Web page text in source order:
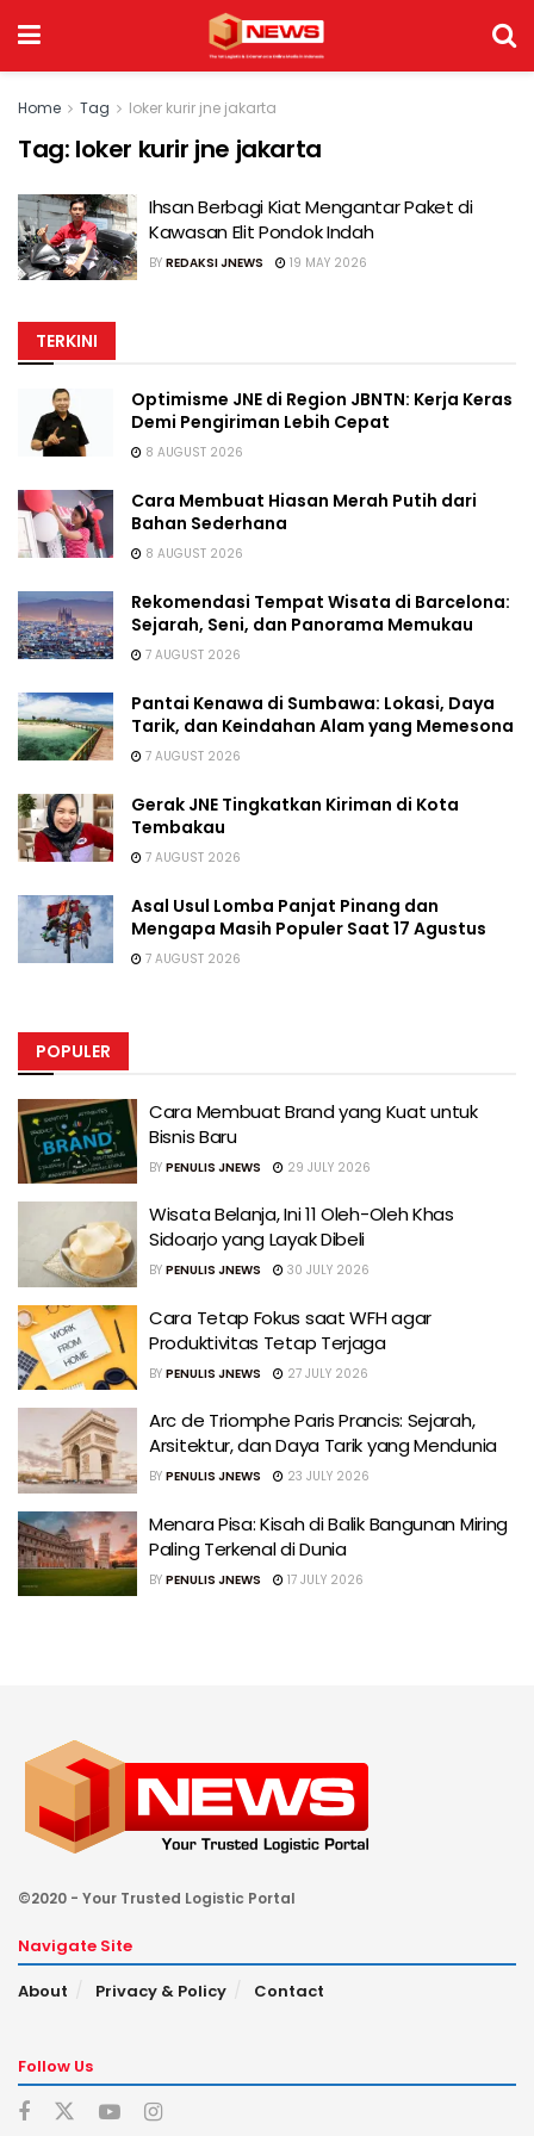
Home Tag loker kurir jne jakarta
Tag: loker kurir jne jakarta
Ihsan Berbagi Kiat Mengantar Paket di
Kawasan Elit Pondok Indah
BY REDAKSI JNEWS 19 MAY 2026
TERKINI
Optimisme JNE di Region JBNTN: Kerja Keras
Demi Pengiriman Lebih Cepat
8 AUGUST 2026
Cara Membuat Hiasan Merah Putih dari
Bahan Sederhana
8 AUGUST 2026
Rekomendasi Tempat Wisata di Barcelona:
Sejarah, Seni, dan Panorama Memukau
7 AUGUST 2026
Pantai Kenawa di Sumbawa: Lokasi, Daya
Tarik, dan Keindahan Alam yang Memesona
7 AUGUST 2026
Gerak JNE Tingkatkan Kiriman di Kota
Tembakau
7 AUGUST 2026
Asal Usul Lomba Panjat Pinang dan
Mengapa Masih Populer Saat 17 Agustus
7 AUGUST 2026
POPULER
Cara Membuat Brand yang Kuat untuk
Bisnis Baru
BY PENULIS JNEWS 29 JULY 2026
Wisata Belanja, Ini 11 Oleh-Oleh Khas
Sidoarjo yang Layak Dibeli
BY PENULIS JNEWS 30 JULY 2026
Cara Tetap Fokus saat WFH agar
Produktivitas Tetap Terjaga
BY PENULIS JNEWS 27 JULY 2026
Arc de Triomphe Paris Prancis: Sejarah,
Arsitektur, dan Daya Tarik yang Mendunia
BY PENULIS JNEWS 23 JULY 2026
Menara Pisa: Kisah di Balik Bangunan Miring
Paling Terkenal di Dunia
BY PENULIS JNEWS 17 JULY 2026
©2020 - Your Trusted Logistic Portal
Navigate Site
About
Privacy & Policy Contact
Follow Us